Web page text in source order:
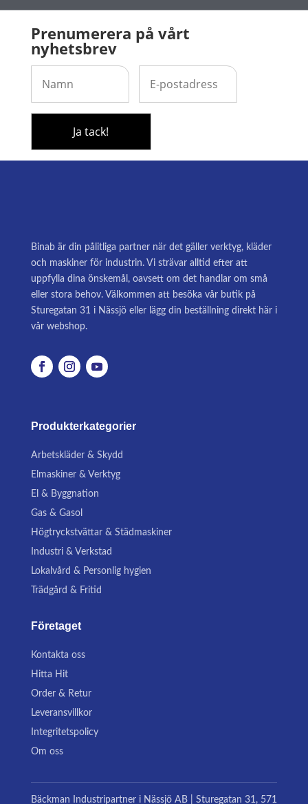
Prenumerera på vårt
nyhetsbrev
Binab är din pålitliga partner när det gäller verktyg, kläder
och maskiner för industrin. Vi strävar alltid efter att
uppfylla dina önskemål, oavsett om det handlar om små
eller stora behov. Välkommen att besöka vår butik på
Sturegatan 31 i Nässjö eller lägg din beställning direkt här i
vår webshop.
Produkterkategorier
Arbetskläder & Skydd
Elmaskiner & Verktyg
El & Byggnation
Gas & Gasol
Högtryckstvättar & Städmaskiner
Industri & Verkstad
Lokalvård & Personlig hygien
Trädgård & Fritid
Företaget
Kontakta oss
Hitta Hit
Order & Retur
Leveransvillkor
Integritetspolicy
Om oss
Bäckman Industripartner i Nässjö AB | Sturegatan 31, 571